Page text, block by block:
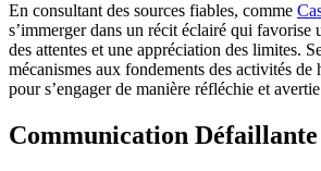
En consultant des sources fiables, comme
s’immerger dans un récit éclairé qui favorise
des attentes et une appréciation des limites.
mécanismes aux fondements des activités de
pour s’engager de manière réfléchie et
Communication